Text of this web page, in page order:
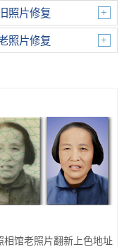
照片修复
照片修复
相馆老照片翻新上色地址